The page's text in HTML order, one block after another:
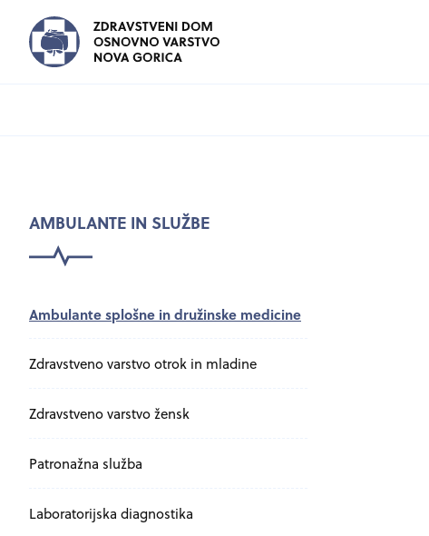
PODMENU
AMBULANTE IN SLUŽBE
Preskoči podmenu
Ambulante splošne in družinske medicine
Zdravstveno varstvo otrok in mladine
Zdravstveno varstvo žensk
Patronažna služba
Laboratorijska diagnostika